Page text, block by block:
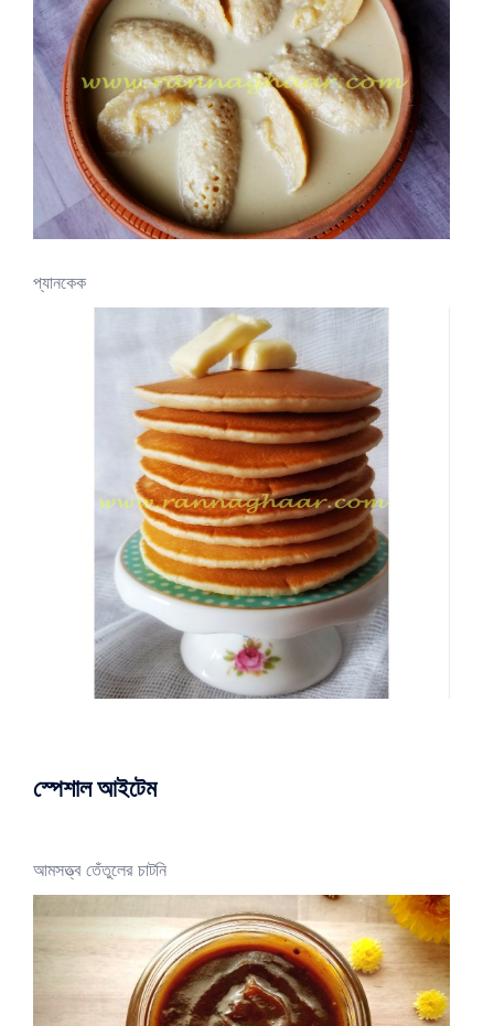
প্যানকেক
স্পেশাল আইটেম
আমসত্ত্ব তেঁতুলের চাটনি